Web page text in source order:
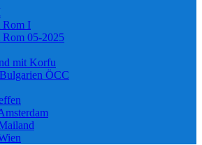
Rom I
05-2025
mit Korfu
ÖCC